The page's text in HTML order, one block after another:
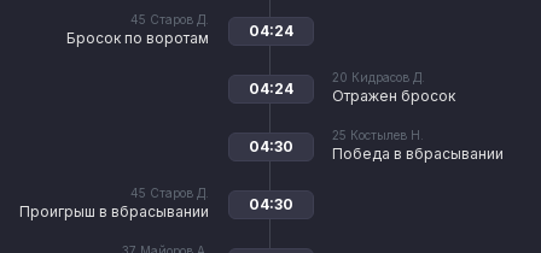
45 Старов Д.
Бросок по воротам 04:24
20 Кидрасов Д.
Отражен бросок
04:24
25 Костылев Н.
Победа в вбрасывании
04:30
45 Старов Д.
Проигрыш в вбрасывании 04:30